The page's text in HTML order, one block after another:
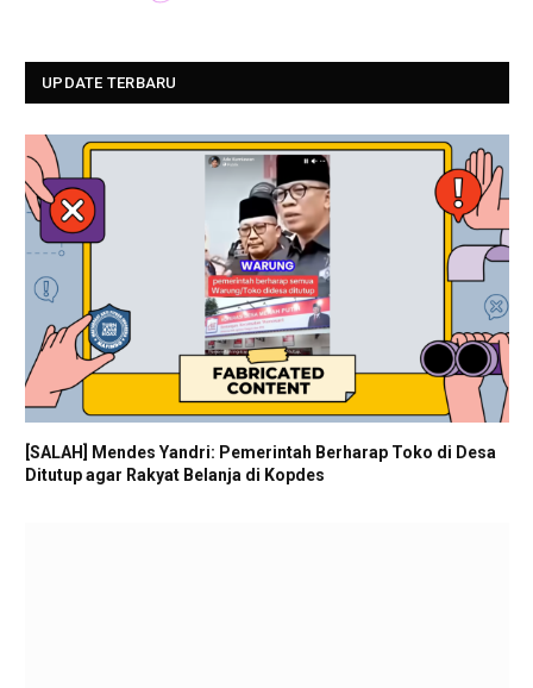
UPDATE TERBARU
[SALAH] Mendes Yandri: Pemerintah Berharap Toko di Desa
Ditutup agar Rakyat Belanja di Kopdes